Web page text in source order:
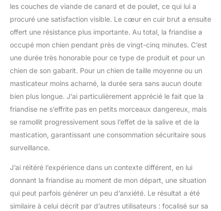
les couches de viande de canard et de poulet, ce qui lui a
procuré une satisfaction visible. Le cœur en cuir brut a ensuite
offert une résistance plus importante. Au total, la friandise a
occupé mon chien pendant près de vingt-cinq minutes. C’est
une durée très honorable pour ce type de produit et pour un
chien de son gabarit. Pour un chien de taille moyenne ou un
masticateur moins acharné, la durée sera sans aucun doute
bien plus longue. J’ai particulièrement apprécié le fait que la
friandise ne s’effrite pas en petits morceaux dangereux, mais
se ramollit progressivement sous l’effet de la salive et de la
mastication, garantissant une consommation sécuritaire sous
surveillance.
J’ai réitéré l’expérience dans un contexte différent, en lui
donnant la friandise au moment de mon départ, une situation
qui peut parfois générer un peu d’anxiété. Le résultat a été
similaire à celui décrit par d’autres utilisateurs : focalisé sur sa